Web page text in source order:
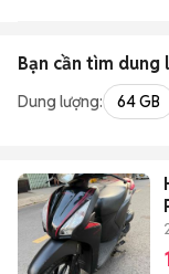
Bạn cần tìm dung
Dung lượng: 64 GB